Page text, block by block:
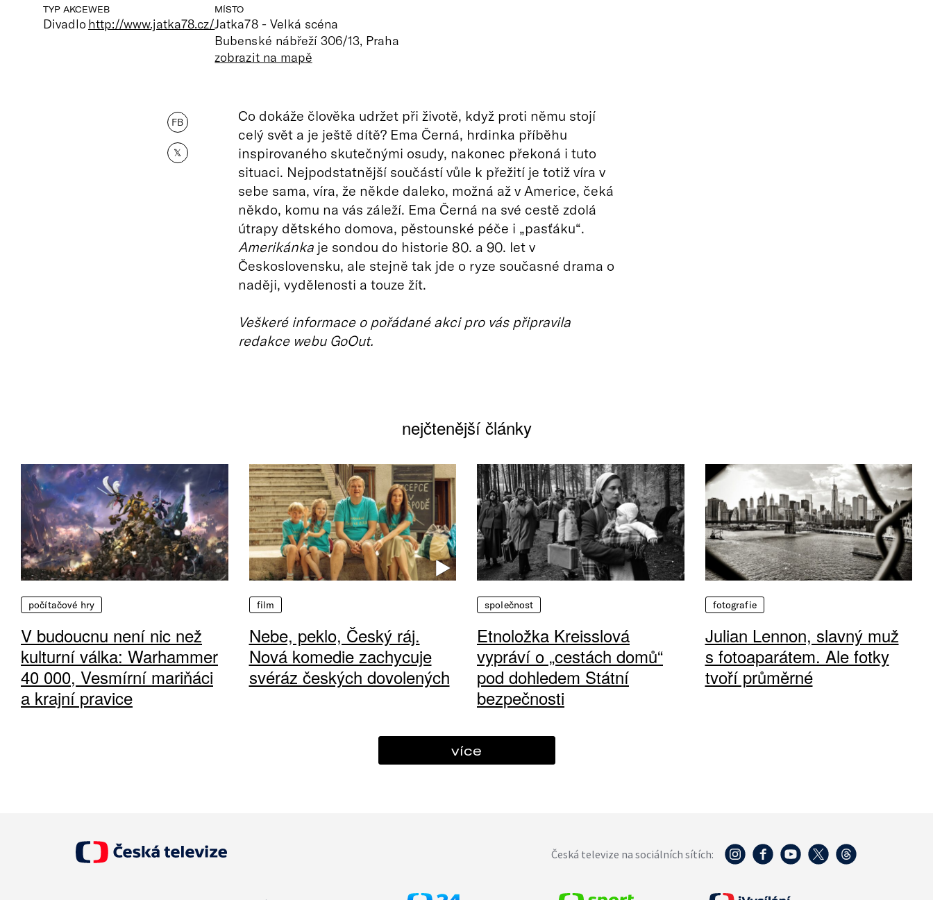
TYP AKCE
Divadlo
WEB
http://www.jatka78.cz/
MÍSTO
Jatka78 - Velká scéna
Bubenské nábřeží 306/13, Praha
zobrazit na mapě
FB
𝕏
Co dokáže člověka udržet při životě, když proti němu stojí
celý svět a je ještě dítě? Ema Černá, hrdinka příběhu
inspirovaného skutečnými osudy, nakonec překoná i tuto
situaci. Nejpodstatnější součástí vůle k přežití je totiž víra v
sebe sama, víra, že někde daleko, možná až v Americe, čeká
někdo, komu na vás záleží. Ema Černá na své cestě zdolá
útrapy dětského domova, pěstounské péče i „pasťáku“.
Amerikánkaje sondou do historie 80. a 90. let v
Československu, ale stejně tak jde o ryze současné drama o
naději, vydělenosti a touze žít.
Veškeré informace o pořádané akci pro vás připravila
redakce webu GoOut.
nejčtenější články
počítačové hry
V budoucnu není nic než
kulturní válka: Warhammer
40 000, Vesmírní mariňáci
a krajní pravice
film
Nebe, peklo, Český ráj.
Nová komedie zachycuje
svéráz českých dovolených
společnost
Etnoložka Kreisslová
vypráví o „cestách domů“
pod dohledem Státní
bezpečnosti
fotografie
Julian Lennon, slavný muž
s fotoaparátem. Ale fotky
tvoří průměrné
více
Česká televize na sociálních sítích: